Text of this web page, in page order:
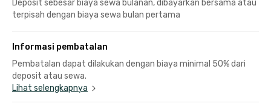
Deposit sebesar biaya sewa bulanan, dibayarkan bersama atau
terpisah dengan biaya sewa bulan pertama
Informasi pembatalan
Pembatalan dapat dilakukan dengan biaya minimal 50% dari
deposit atau sewa.
Lihat selengkapnya